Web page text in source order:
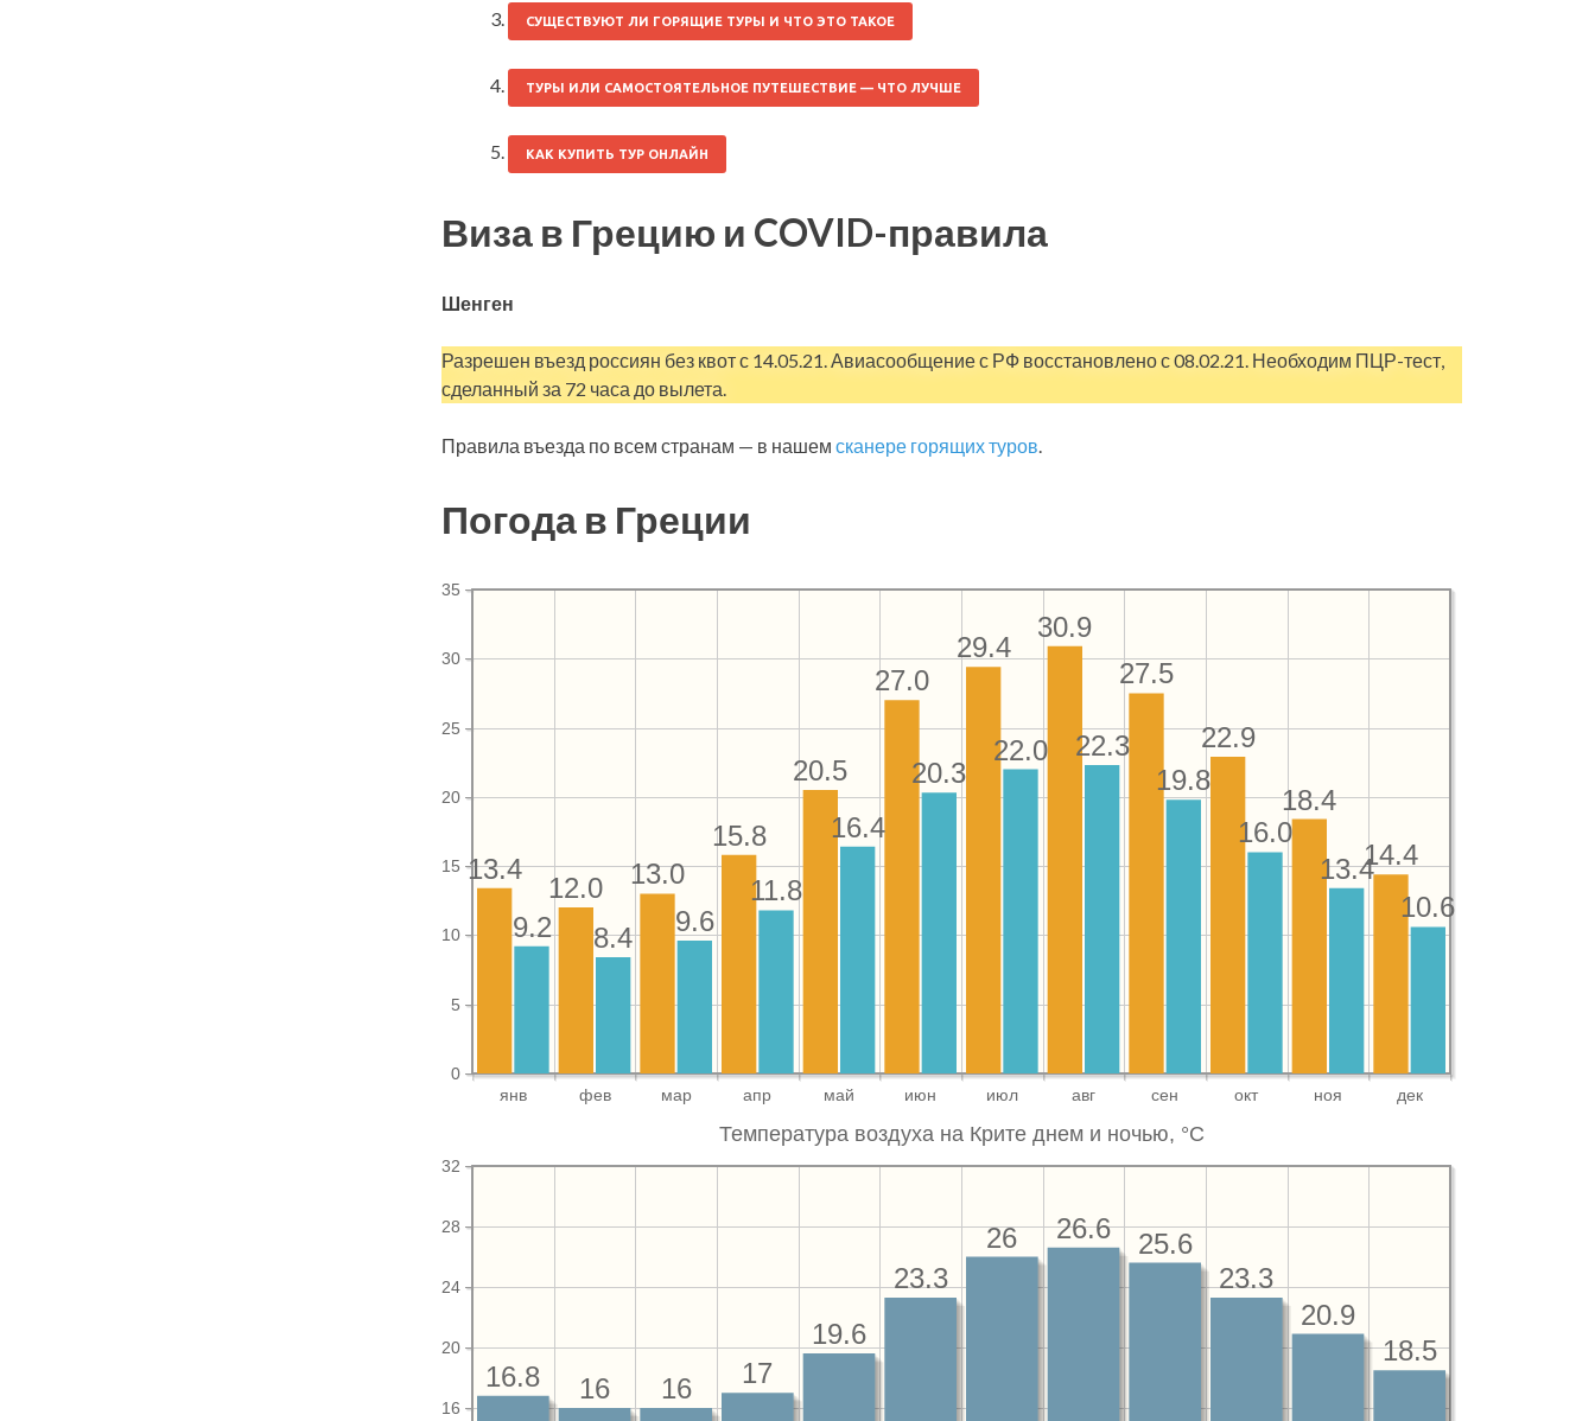
СУЩЕСТВУЮТ ЛИ ГОРЯЩИЕ ТУРЫ И ЧТО ЭТО ТАКОЕ
ТУРЫ ИЛИ САМОСТОЯТЕЛЬНОЕ ПУТЕШЕСТВИЕ — ЧТО ЛУЧШЕ
КАК КУПИТЬ ТУР ОНЛАЙН
Виза в Грецию и COVID-правила
Шенген
Разрешен въезд россиян без квот с 14.05.21. Авиасообщение с РФ восстановлено с 08.02.21. Необходим ПЦР-тест,
сделанный за 72 часа до вылета.
Правила въезда по всем странам — в нашем сканере горящих туров.
Погода в Греции